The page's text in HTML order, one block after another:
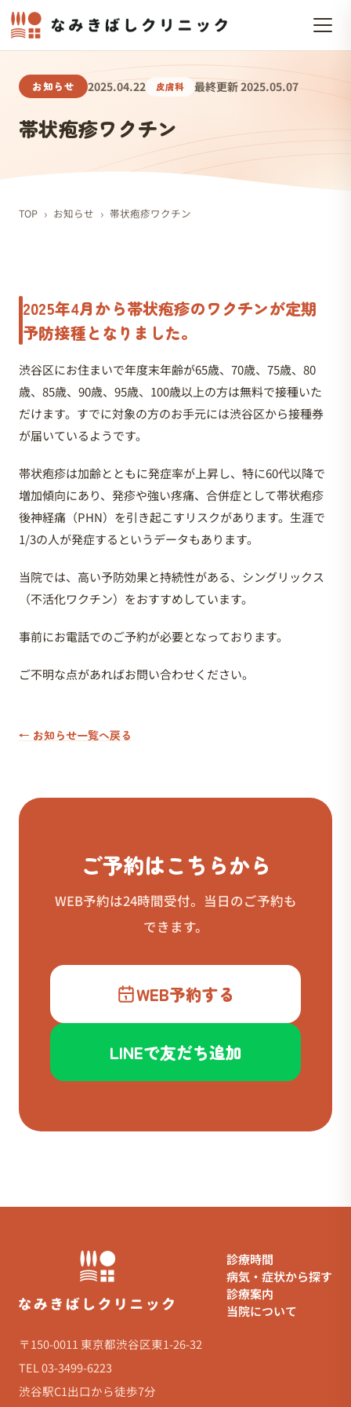
お知らせ 2025.04.22 皮膚科 最終更新 2025.05.07
帯状疱疹ワクチン
TOP › お知らせ › 帯状疱疹ワクチン
2025年4月から帯状疱疹のワクチンが定期
予防接種となりました。
渋谷区にお住まいで年度末年齢が65歳、70歳、75歳、80
歳、85歳、90歳、95歳、100歳以上の方は無料で接種いた
だけます。すでに対象の方のお手元には渋谷区から接種券
が届いているようです。
帯状疱疹は加齢とともに発症率が上昇し、特に60代以降で
増加傾向にあり、発疹や強い疼痛、合併症として帯状疱疹
後神経痛（PHN）を引き起こすリスクがあります​。生涯で
1/3の人が発症するというデータもあります。
当院では、高い予防効果と持続性がある、シングリックス
（不活化ワクチン）をおすすめしています。
事前にお電話でのご予約が必要となっております。
ご不明な点があればお問い合わせください。
← お知らせ一覧へ戻る
ご予約はこちらから
WEB予約は24時間受付。当日のご予約も
できます。
WEB予約する
LINEで友だち追加
〒150-0011 東京都渋谷区東1-26-32
TEL 03-3499-6223
渋谷駅C1出口から徒歩7分
診療時間
病気・症状から探す
診療案内
当院について